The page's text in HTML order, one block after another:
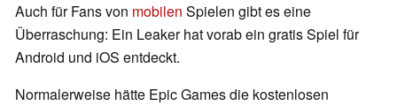
Auch für Fans von mobilen Spielen gibt es eine
Überraschung: Ein Leaker hat vorab ein gratis Spiel für
Android und iOS entdeckt.
Normalerweise hätte Epic Games die kostenlosen